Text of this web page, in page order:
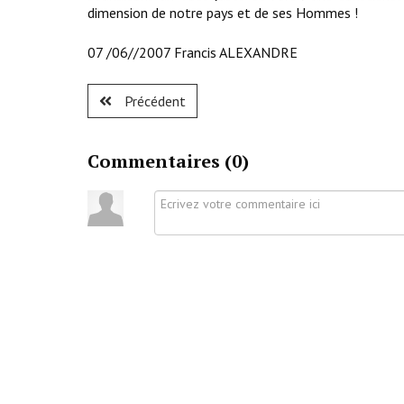
dimension de notre pays et de ses Hommes !
07 /06//2007 Francis ALEXANDRE
Précédent
Commentaires (0)